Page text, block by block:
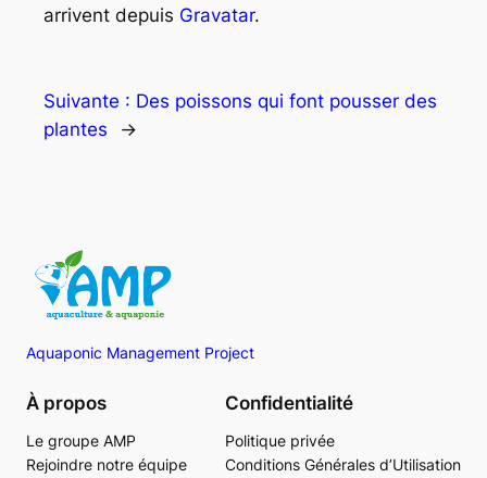
arrivent depuis Gravatar.
Suivante : Des poissons qui font pousser des
plantes
→
Aquaponic Management Project
À propos
Le groupe AMP
Rejoindre notre équipe
Confidentialité
Politique privée
Conditions Générales d’Utilisation